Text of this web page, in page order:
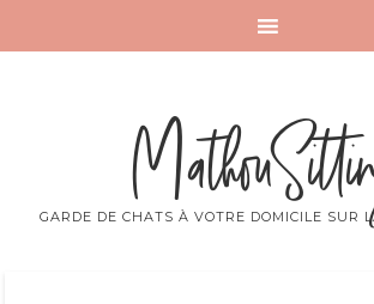
GARDE DE CHATS À VOTRE DOMICILE SUR